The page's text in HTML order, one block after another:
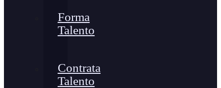
Forma
Talento
Contrata
Talento